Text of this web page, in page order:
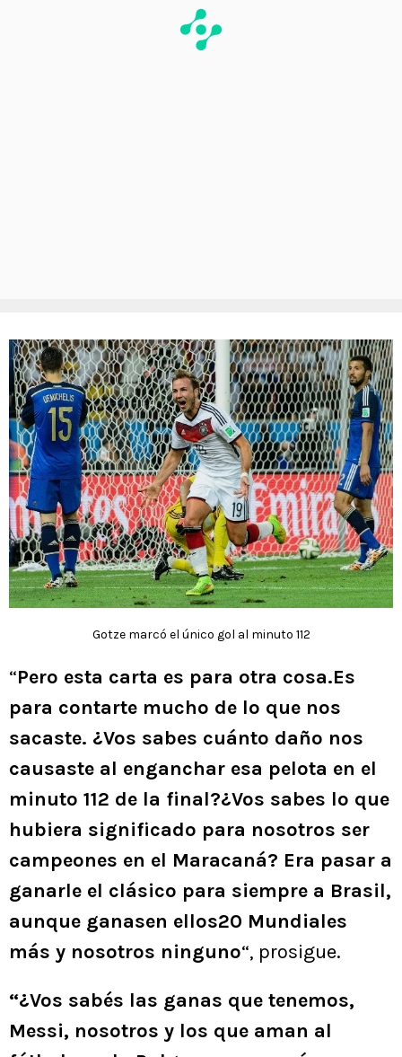
Gotze marcó el único gol al minuto 112
“Pero esta carta es para otra cosa.Es
para contarte mucho de lo que nos
sacaste. ¿Vos sabes cuánto daño nos
causaste al enganchar esa pelota en el
minuto 112 de la final?¿Vos sabes lo que
hubiera significado para nosotros ser
campeones en el Maracaná? Era pasar a
ganarle el clásico para siempre a Brasil,
aunque ganasen ellos20 Mundiales
más y nosotros ninguno“, prosigue.
“¿Vos sabés las ganas que tenemos,
Messi, nosotros y los que aman al